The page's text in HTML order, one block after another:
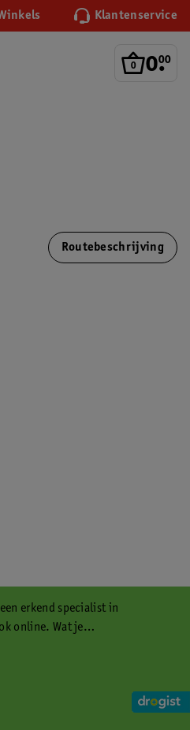
Klantenservice
0.
00
Routebeschrijving
erkend specialist in
online. Wat je